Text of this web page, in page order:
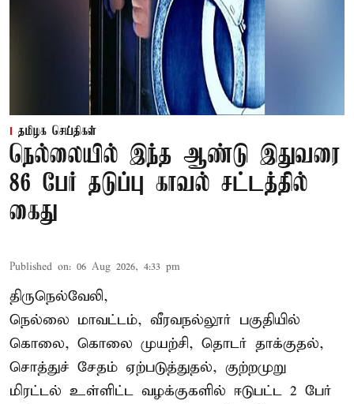
தமிழக செய்திகள்
நெல்லையில் இந்த ஆண்டு இதுவரை
86 பேர் தடுப்பு காவல் சட்டத்தில்
கைது
Published on: 06 Aug 2026, 4:33 pm
திருநெல்வேலி,
நெல்லை மாவட்டம், வீரவநல்லூர் பகுதியில்
கொலை, கொலை முயற்சி, தொடர் தாக்குதல்,
சொத்துச் சேதம் ஏற்படுத்துதல், குற்றமுறு
மிரட்டல் உள்ளிட்ட வழக்குகளில் ஈடுபட்ட 2 பேர்